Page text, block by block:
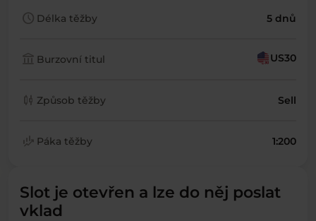
schedule Délka těžby 5 dnů
account_balance Burzovní titul US30
candlestick_chart Způsob těžby Sell
finance_mode Páka těžby 1:200
Slot je otevřen a lze do něj poslat
vklad